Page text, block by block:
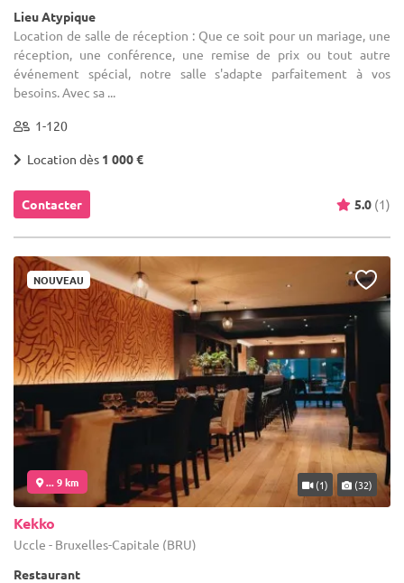
Lieu Atypique
Location de salle de réception : Que ce soit pour un mariage, une
réception, une conférence, une remise de prix ou tout autre
événement spécial, notre salle s'adapte parfaitement à vos
besoins. Avec sa ...
1-120
Location dès 1 000 €
Contacter 5.0 (1)
NOUVEAU
... 9 km (1) (32)
Kekko
Uccle - Bruxelles-Capitale (BRU)
Restaurant